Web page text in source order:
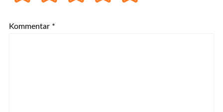
Kommentar *